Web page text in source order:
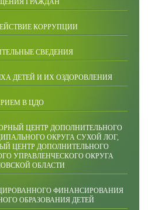
КОРРУПЦИИ
СВЕДЕНИЯ
ДЕТЕЙ И ИХ ОЗДОРОВЛЕНИЯ
В ЦДО
ЦЕНТР ДОПОЛНИТЕЛЬНОГО
ОКРУГА СУХОЙ ЛОГ,
ЦЕНТР ДОПОЛНИТЕЛЬНОГО
УПРАВЛЕНЧЕСКОГО ОКРУГА
ОБЛАСТИ
ФИНАНСИРОВАНИЯ
ОБРАЗОВАНИЯ ДЕТЕЙ